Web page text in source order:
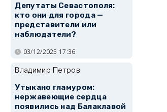
Депутаты Севастополя:
кто они для города —
представители или
наблюдатели?
03/12/2025 17:36
Владимир Петров
Утыкано гламуром:
нержавеющие сердца
появились над Балаклавой